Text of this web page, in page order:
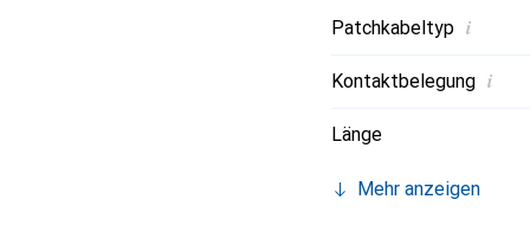
Patchkabeltyp i
Kontaktbelegung i
Länge
Mehr anzeigen